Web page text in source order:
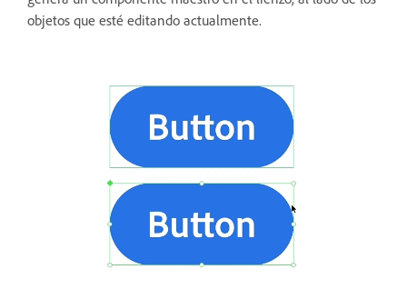
objetos que esté editando actualmente.